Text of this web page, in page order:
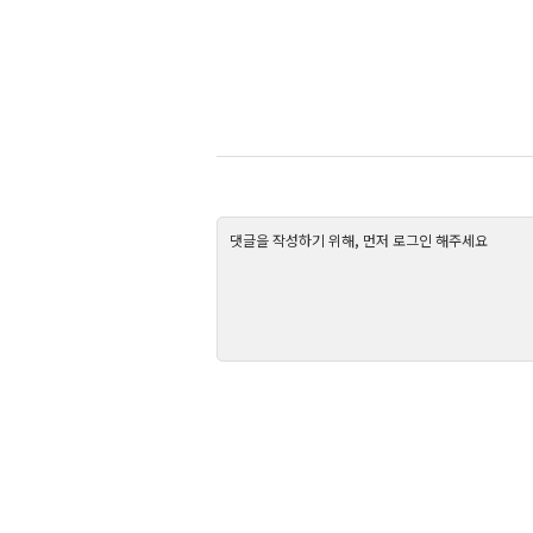
댓글을 작성하기 위해, 먼저 로그인 해주세요